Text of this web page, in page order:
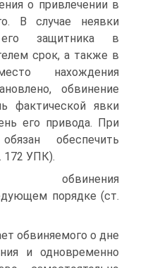
о привлечении в
В случае неявки
защитника в
срок, а также в
нахождения
обвинение
фактической явки
его привода. При
обеспечить
172 УПК).
обвинения
порядке (ст.
обвиняемого о дне
и одновременно